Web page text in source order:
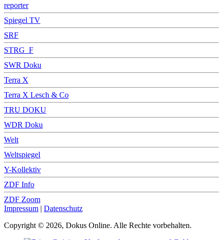
reporter
Spiegel TV
SRF
STRG_F
SWR Doku
Terra X
Terra X Lesch & Co
TRU DOKU
WDR Doku
Welt
Weltspiegel
Y-Kollektiv
ZDF Info
ZDF Zoom
Impressum | Datenschutz
Copyright © 2026, Dokus Online. Alle Rechte vorbehalten.